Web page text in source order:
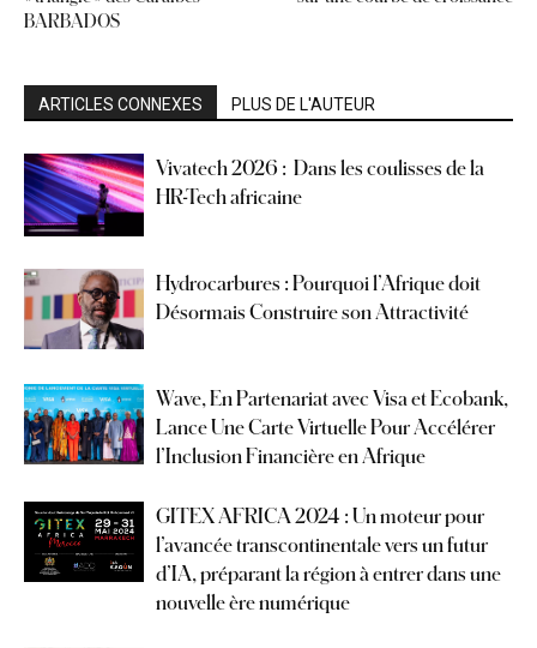
BARBADOS
ARTICLES CONNEXES PLUS DE L'AUTEUR
Vivatech 2026 : Dans les coulisses de la
HR-Tech africaine
Hydrocarbures : Pourquoi l’Afrique doit
Désormais Construire son Attractivité
Wave, En Partenariat avec Visa et Ecobank,
Lance Une Carte Virtuelle Pour Accélérer
l’Inclusion Financière en Afrique
GITEX AFRICA 2024 : Un moteur pour
l’avancée transcontinentale vers un futur
d’IA, préparant la région à entrer dans une
nouvelle ère numérique